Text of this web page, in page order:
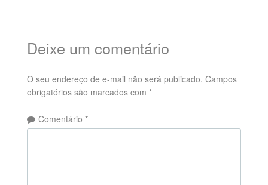
Deixe um comentário
O seu endereço de e-mail não será publicado. Campos
obrigatórios são marcados com *
Comentário *